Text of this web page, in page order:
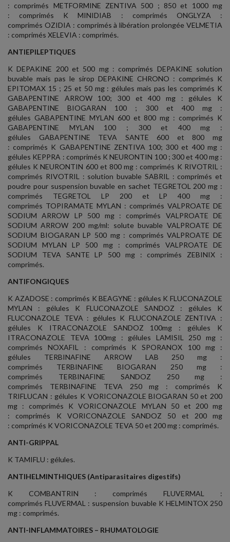
: comprimés METFORMINE ZENTIVA 500 ; 850 et 1000 mg
: comprimés K MINIDIAB : comprimés ONGLYZA :
comprimés OZIDIA : comprimés à libération prolongée VELMETIA
: comprimés XELEVIA : comprimés.
ANTIEPILEPTIQUES
K DEPAKINE 200 et 500 mg : comprimés DEPAKINE solution
buvable mais pas le sirop DEPAKINE CHRONO : comprimés K
EPITOMAX 15 ; 25 et 50 mg : gélules mais pas les comprimés K
GABAPENTINE ARROW 100; 300 et 400 mg : gélules K
GABAPENTINE BIOGARAN 100 ; 300 et 400 mg :
gélules GABAPENTINE MYLAN 600 et 800 mg : comprimés K
GABAPENTINE MYLAN 100 ; 300 et 400 mg :
gélules GABAPENTINE TEVA SANTE 600 et 800 mg
: comprimés K GABAPENTINE ZENTIVA 100; 300 et 400 mg :
gélules KEPPRA : comprimés K NEURONTIN 100 ; 300 et 400 mg :
gélules K NEURONTIN 600 et 800 mg : comprimés K RIVOTRIL :
comprimés RIVOTRIL : solution buvable SABRIL : comprimés et
poudre pour suspension buvable en sachet TEGRETOL 200 mg :
comprimés TEGRETOL LP 200 et LP 400 mg :
comprimés TOPIRAMATE MYLAN : comprimés VALPROATE DE
SODIUM ARROW LP 500 mg : comprimés VALPROATE DE
SODIUM ARROW 200 mg/ml: solute buvable VALPROATE DE
SODIUM BIOGARAN LP 500 mg : comprimés VALPROATE DE
SODIUM MYLAN LP 500 mg : comprimés VALPROATE DE
SODIUM TEVA SANTE LP 500 mg : comprimés ZEBINIX :
comprimés.
ANTIFONGIQUES
K AZADOSE : comprimés K BEAGYNE : gélules K FLUCONAZOLE
MYLAN : gélules K FLUCONAZOLE SANDOZ : gélules K
FLUCONAZOLE TEVA : gélules K FLUCONAZOLE ZENTIVA :
gélules K ITRACONAZOLE SANDOZ 100mg : gélules K
ITRACONAZOLE TEVA 100mg : gélules LAMISIL 250 mg :
comprimés NOXAFIL : comprimés K SPORANOX 100 mg :
gélules TERBINAFINE ARROW LAB 250 mg :
comprimés TERBINAFINE BIOGARAN 250 mg :
comprimés TERBINAFINE SANDOZ 250 mg :
comprimés TERBINAFINE TEVA 250 mg : comprimés K
TRIFLUCAN : gélules K VORICONAZOLE BIOGARAN 50 et 200
mg : comprimés K VORICONAZOLE MYLAN 50 et 200 mg
: comprimés K VORICONAZOLE SANDOZ 50 et 200 mg
: comprimés K VORICONAZOLE TEVA 50 et 200 mg : comprimés.
ANTI-GRIPPAL
K TAMIFLU : gélules.
ANTIHELMINTHIQUES (Antiparasitaires digestifs)
K COMBANTRIN : comprimés FLUVERMAL :
comprimés FLUVERMAL : suspension buvable K HELMINTOX 250
mg : comprimés.
ANTI-INFLAMMATOIRES – RHUMATOLOGIE